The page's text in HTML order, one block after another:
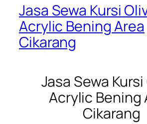
Jasa Sewa Kursi
Acrylic Bening Area
Cikarang
Jasa Sewa
Acrylic Bening
Cikarang